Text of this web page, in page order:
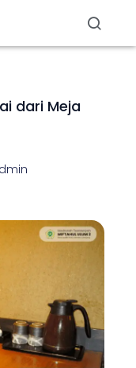
dari Meja